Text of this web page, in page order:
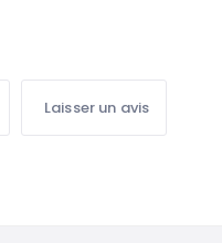
Laisser un avis